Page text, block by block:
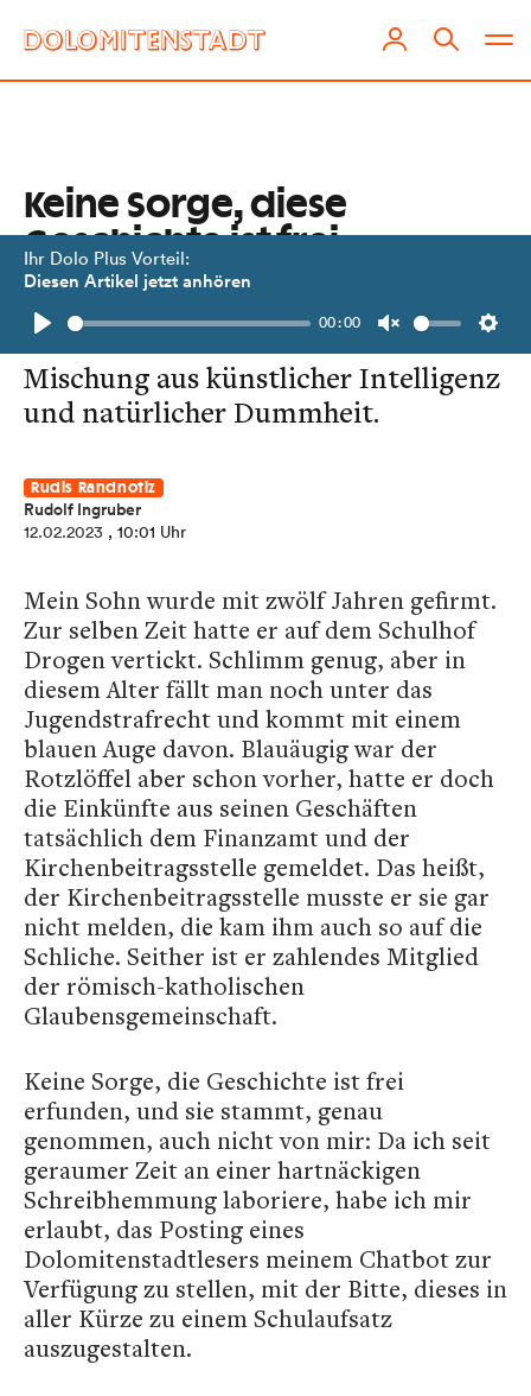
Ihr Dolo Plus Vorteil:
Diesen Artikel jetzt anhören
Play
00:00
Unmute
Keine Sorge, diese
Geschichte ist frei
erfunden!
Mein Chatbot ist nämlich eine
Mischung aus künstlicher Intelligenz
und natürlicher Dummheit.
Rudis Randnotiz
Rudolf Ingruber
12.02.2023 , 10:01 Uhr
Mein Sohn wurde mit zwölf Jahren gefirmt.
Zur selben Zeit hatte er auf dem Schulhof
Drogen vertickt. Schlimm genug, aber in
diesem Alter fällt man noch unter das
Jugendstrafrecht und kommt mit einem
blauen Auge davon. Blauäugig war der
Rotzlöffel aber schon vorher, hatte er doch
die Einkünfte aus seinen Geschäften
tatsächlich dem Finanzamt und der
Kirchenbeitragsstelle gemeldet. Das heißt,
der Kirchenbeitragsstelle musste er sie gar
nicht melden, die kam ihm auch so auf die
Schliche. Seither ist er zahlendes Mitglied
der römisch-katholischen
Glaubensgemeinschaft.
Keine Sorge, die Geschichte ist frei
erfunden, und sie stammt, genau
genommen, auch nicht von mir: Da ich seit
geraumer Zeit an einer hartnäckigen
Schreibhemmung laboriere, habe ich mir
erlaubt, das Posting eines
Dolomitenstadtlesers meinem Chatbot zur
Verfügung zu stellen, mit der Bitte, dieses in
aller Kürze zu einem Schulaufsatz
auszugestalten.